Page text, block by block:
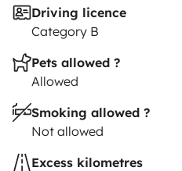
Driving licence
Category B
Pets allowed ?
Allowed
Smoking allowed ?
Not allowed
Excess kilometres